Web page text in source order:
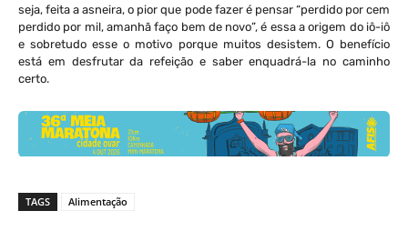
seja, feita a asneira, o pior que pode fazer é pensar “perdido por cem
perdido por mil, amanhã faço bem de novo”, é essa a origem do iô-iô
e sobretudo esse o motivo porque muitos desistem. O benefício
está em desfrutar da refeição e saber enquadrá-la no caminho
certo.
TAGS Alimentação